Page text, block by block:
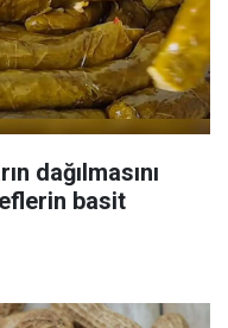
dağılmasını
basit